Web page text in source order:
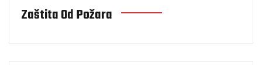
Zaštita Od Požara